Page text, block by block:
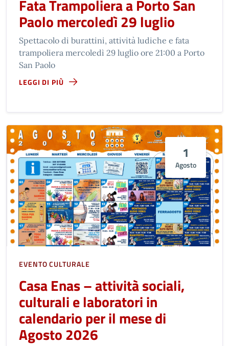
Fata Trampoliera a Porto San
Paolo mercoledì 29 luglio
Spettacolo di burattini, attività ludiche e fata
trampoliera mercoledì 29 luglio ore 21:00 a Porto
San Paolo
LEGGI DI PIÙ
1
Agosto
EVENTO CULTURALE
Casa Enas – attività sociali,
culturali e laboratori in
calendario per il mese di
Agosto 2026